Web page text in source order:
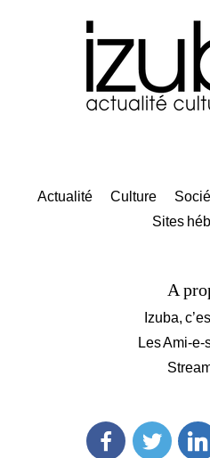
Actualité Culture
Sites
A
Izuba,
Les Ami-e-